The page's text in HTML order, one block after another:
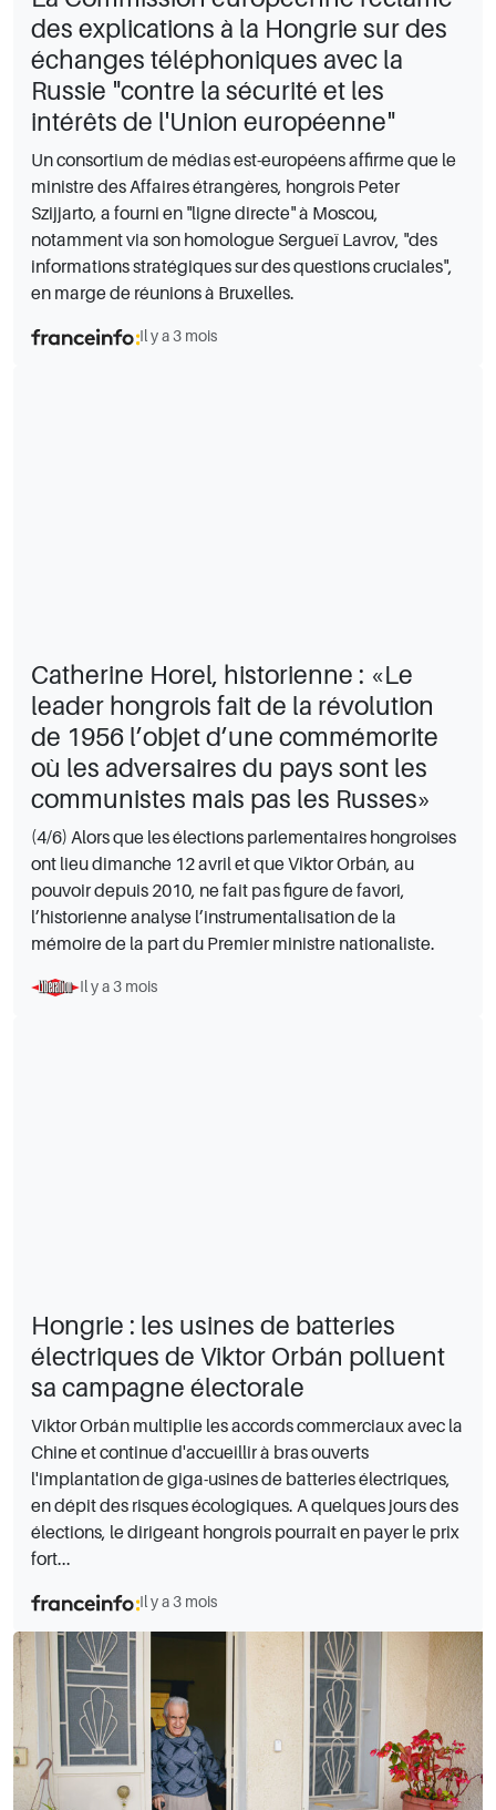
des explications à la Hongrie sur des
échanges téléphoniques avec la
Russie "contre la sécurité et les
intérêts de l'Union européenne"
Un consortium de médias est-européens affirme que le
ministre des Affaires étrangères, hongrois Peter
Szijjarto, a fourni en "ligne directe" à Moscou,
notamment via son homologue Sergueï Lavrov, "des
informations stratégiques sur des questions cruciales",
en marge de réunions à Bruxelles.
Il y a 3 mois
Catherine Horel, historienne : «Le
leader hongrois fait de la révolution
de 1956 l’objet d’une commémorite
où les adversaires du pays sont les
communistes mais pas les Russes»
(4/6) Alors que les élections parlementaires hongroises
ont lieu dimanche 12 avril et que Viktor Orbán, au
pouvoir depuis 2010, ne fait pas figure de favori,
l’historienne analyse l’instrumentalisation de la
mémoire de la part du Premier ministre nationaliste.
Il y a 3 mois
Hongrie : les usines de batteries
électriques de Viktor Orbán polluent
sa campagne électorale
Viktor Orbán multiplie les accords commerciaux avec la
Chine et continue d'accueillir à bras ouverts
l'implantation de giga-usines de batteries électriques,
en dépit des risques écologiques. A quelques jours des
élections, le dirigeant hongrois pourrait en payer le prix
fort...
Il y a 3 mois